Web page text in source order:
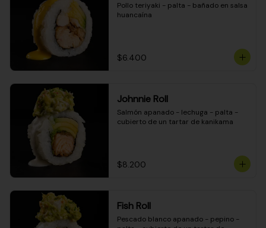
Pollo teriyaki - palta - bañado en salsa
huancaína
$6.400
Johnnie Roll
Salmón apanado - lechuga - palta -
cubierto de un tartar de kanikama
$8.200
Fish Roll
Pescado blanco apanado - pepino -